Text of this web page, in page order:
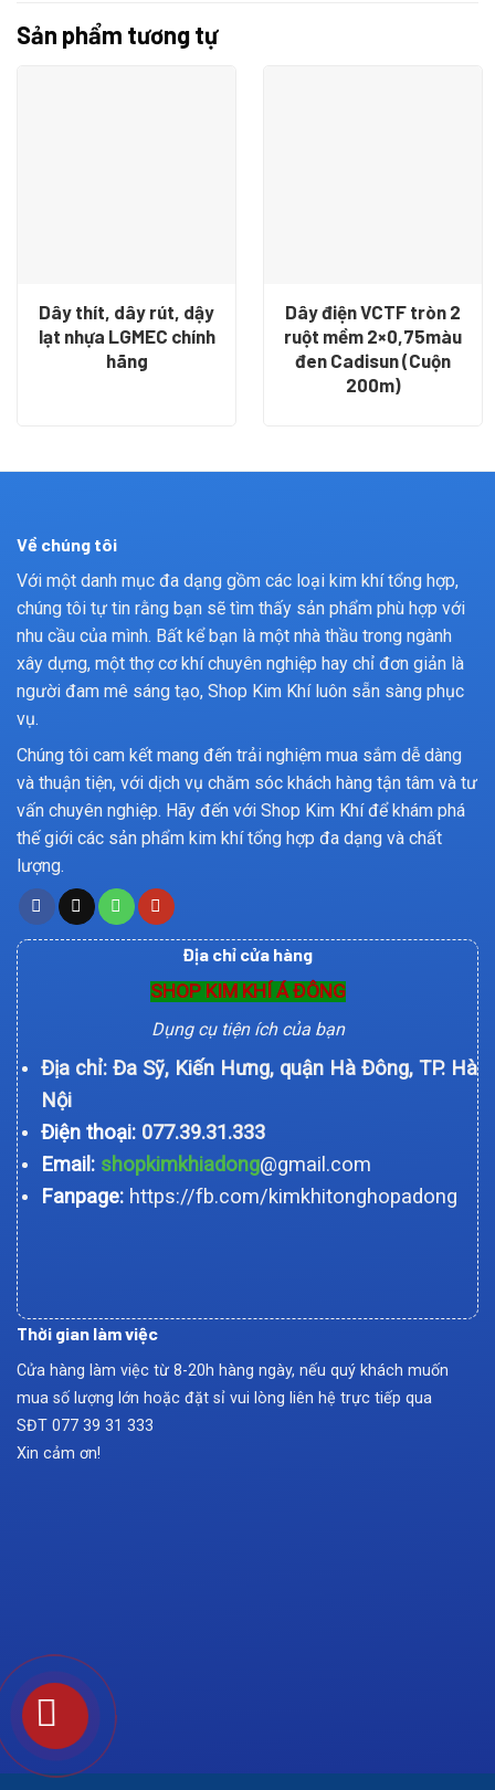
Sản phẩm tương tự
Dây thít, dây rút, dậy
lạt nhựa LGMEC chính
hãng
Dây điện VCTF tròn 2
ruột mềm 2×0,75màu
đen Cadisun (Cuộn
200m)
Về chúng tôi
Với một danh mục đa dạng gồm các loại kim khí tổng hợp,
chúng tôi tự tin rằng bạn sẽ tìm thấy sản phẩm phù hợp với
nhu cầu của mình. Bất kể bạn là một nhà thầu trong ngành
xây dựng, một thợ cơ khí chuyên nghiệp hay chỉ đơn giản là
người đam mê sáng tạo, Shop Kim Khí luôn sẵn sàng phục
vụ.
Chúng tôi cam kết mang đến trải nghiệm mua sắm dễ dàng
và thuận tiện, với dịch vụ chăm sóc khách hàng tận tâm và tư
vấn chuyên nghiệp. Hãy đến với Shop Kim Khí để khám phá
thế giới các sản phẩm kim khí tổng hợp đa dạng và chất
lượng.
Địa chỉ cửa hàng
SHOP KIM KHÍ Á ĐÔNG
Dụng cụ tiện ích của bạn
Địa chỉ: Đa Sỹ, Kiến Hưng, quận Hà Đông, TP. Hà
Nội
Điện thoại: 077.39.31.333
Email:shopkimkhiadong@gmail.com
Fanpage: https://fb.com/kimkhitonghopadong
Thời gian làm việc
Cửa hàng làm việc từ 8-20h hàng ngày, nếu quý khách muốn
mua số lượng lớn hoặc đặt sỉ vui lòng liên hệ trực tiếp qua
SĐT 077 39 31 333
Xin cảm ơn!